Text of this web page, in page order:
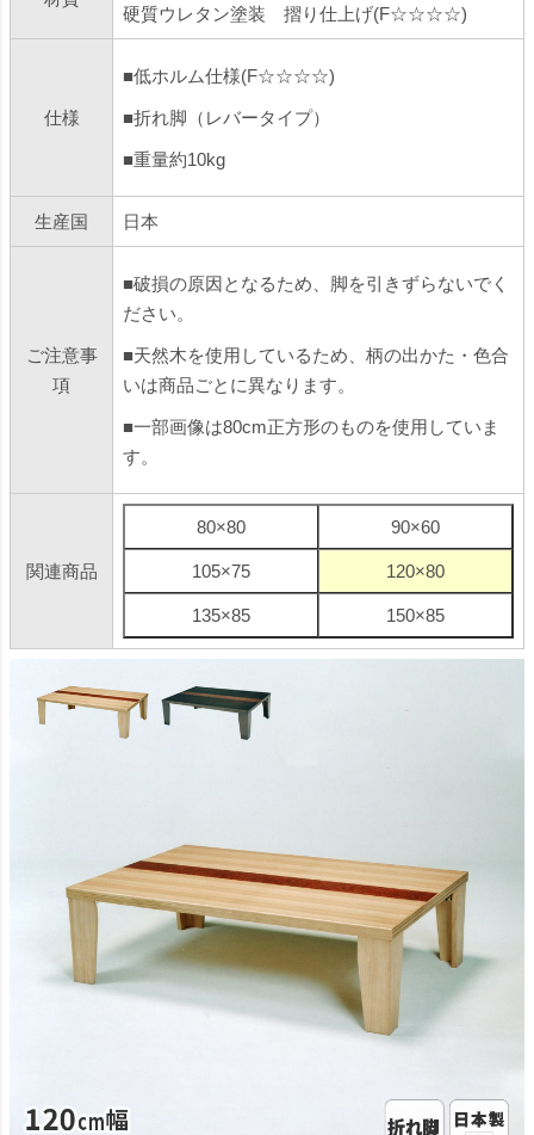
硬質ウレタン塗装 摺り仕上げ(F☆☆☆☆)
仕様
■低ホルム仕様(F☆☆☆☆)
■折れ脚（レバータイプ）
■重量約10kg
生産国 日本
ご注意事
項
■破損の原因となるため、脚を引きずらないでく
ださい。
■天然木を使用しているため、柄の出かた・色合
いは商品ごとに異なります。
■一部画像は80cm正方形のものを使用していま
す。
関連商品
80×80 90×60
105×75 120×80
135×85 150×85